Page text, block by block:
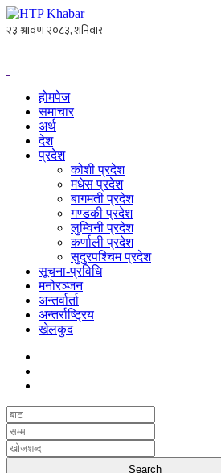
होमपेज
समाचार
अर्थ
देश
प्रदेश
कोशी प्रदेश
मधेस प्रदेश
बागमती प्रदेश
गण्डकी प्रदेश
लुम्विनी प्रदेश
कर्णाली प्रदेश
सुदुरपश्चिम प्रदेश
सूचना-प्रविधि
मनोरञ्जन
अन्तर्वार्ता
अन्तर्राष्ट्रिय
खेलकुद